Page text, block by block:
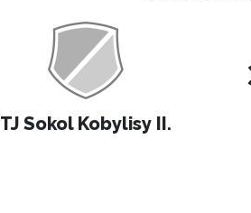
TJ Sokol Kobylisy II.